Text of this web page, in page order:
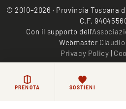
© 2010–2026 · Provincia Toscana
C.F.
Con il supporto dell’
Webmaster
Privacy Policy |
PRENOTA SOSTIENI